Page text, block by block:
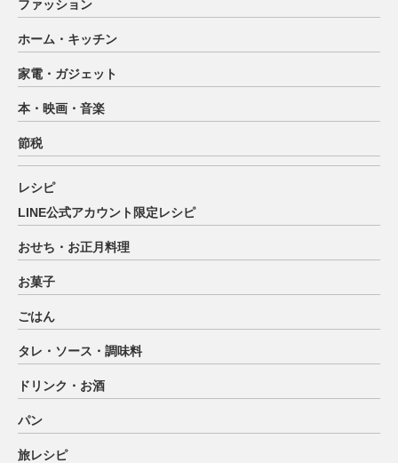
ファッション
ホーム・キッチン
家電・ガジェット
本・映画・音楽
節税
レシピ
LINE公式アカウント限定レシピ
おせち・お正月料理
お菓子
ごはん
タレ・ソース・調味料
ドリンク・お酒
パン
旅レシピ